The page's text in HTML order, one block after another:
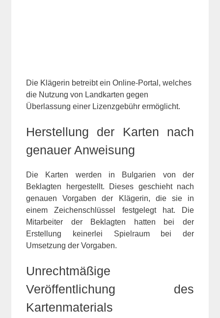
Die Klägerin betreibt ein Online-Portal, welches
die Nutzung von Landkarten gegen
Überlassung einer Lizenzgebühr ermöglicht.
Herstellung der Karten nach
genauer Anweisung
Die Karten werden in Bulgarien von der
Beklagten hergestellt. Dieses geschieht nach
genauen Vorgaben der Klägerin, die sie in
einem Zeichenschlüssel festgelegt hat. Die
Mitarbeiter der Beklagten hatten bei der
Erstellung keinerlei Spielraum bei der
Umsetzung der Vorgaben.
Unrechtmäßige
Veröffentlichung des
Kartenmaterials